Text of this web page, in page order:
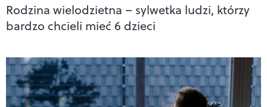
Rodzina wielodzietna – sylwetka ludzi, którzy
bardzo chcieli mieć 6 dzieci